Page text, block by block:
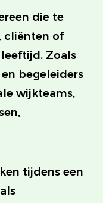
die te
cliënten of
Zoals
begeleiders
wijkteams,
tijdens een